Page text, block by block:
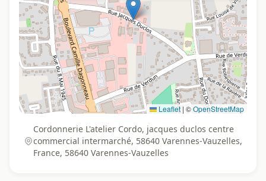
Leaflet | ©OpenStreetMap
Cordonnerie L'atelier Cordo, jacques duclos centre
commercial intermarché, 58640 Varennes-Vauzelles,
France, 58640 Varennes-Vauzelles